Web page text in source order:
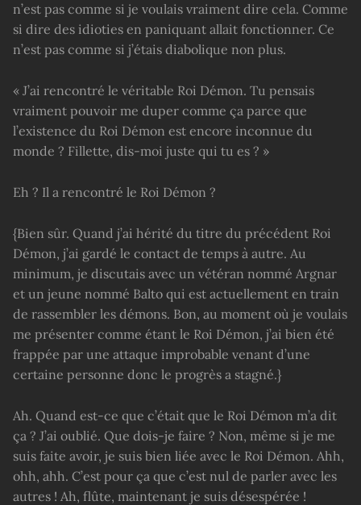
n’est pas comme si je voulais vraiment dire cela. Comme
si dire des idioties en paniquant allait fonctionner. Ce
n’est pas comme si j’étais diabolique non plus.
« J’ai rencontré le véritable Roi Démon. Tu pensais
vraiment pouvoir me duper comme ça parce que
l’existence du Roi Démon est encore inconnue du
monde ? Fillette, dis-moi juste qui tu es ? »
Eh ? Il a rencontré le Roi Démon ?
{Bien sûr. Quand j’ai hérité du titre du précédent Roi
Démon, j’ai gardé le contact de temps à autre. Au
minimum, je discutais avec un vétéran nommé Argnar
et un jeune nommé Balto qui est actuellement en train
de rassembler les démons. Bon, au moment où je voulais
me présenter comme étant le Roi Démon, j’ai bien été
frappée par une attaque improbable venant d’une
certaine personne donc le progrès a stagné.}
Ah. Quand est-ce que c’était que le Roi Démon m’a dit
ça ? J’ai oublié. Que dois-je faire ? Non, même si je me
suis faite avoir, je suis bien liée avec le Roi Démon. Ahh,
ohh, ahh. C’est pour ça que c’est nul de parler avec les
autres ! Ah, flûte, maintenant je suis désespérée !